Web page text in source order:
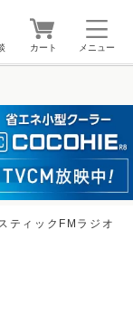
メニュー
カート
ここひえ 枕
マイキュット
ティックFMラジオ